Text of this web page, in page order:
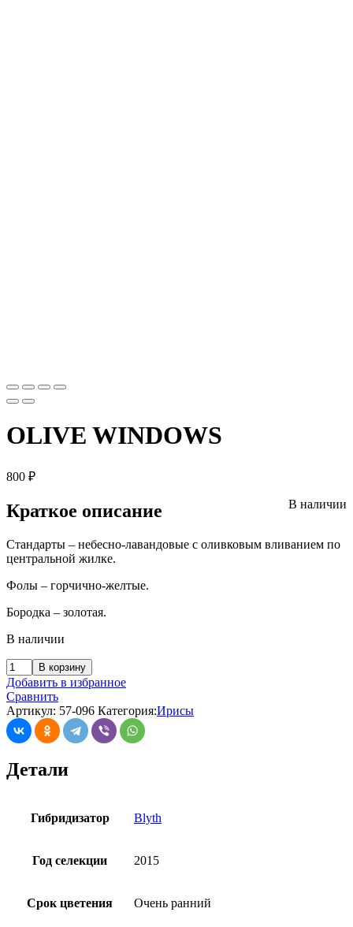
OLIVE WINDOWS
800 ₽
В наличии
Краткое описание
Стандарты – небесно-лавандовые с оливковым вливанием по
центральной жилке.
Фолы – горчично-желтые.
Бородка – золотая.
В наличии
В корзину
Добавить в избранное
Сравнить
Артикул: 57-096 Категория:Ирисы
Детали
Гибридизатор Blyth
Год селекции 2015
Срок цветения Очень ранний